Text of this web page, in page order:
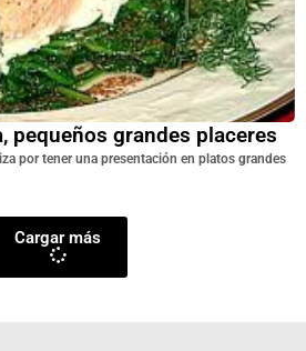
pequeños grandes placeres
por tener una presentación en platos grandes
Cargar más